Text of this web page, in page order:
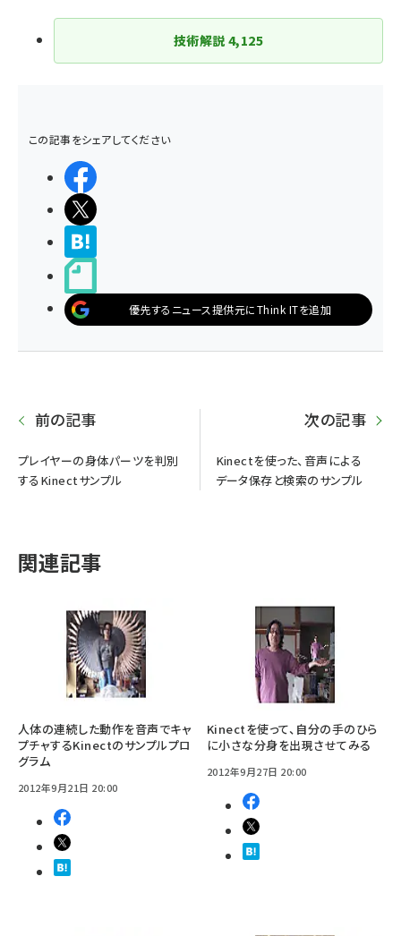
技術解説 4,125
この記事をシェアしてください
優先するニュース提供元にThink ITを追加
前の記事
プレイヤーの身体パーツを判別
するKinectサンプル
次の記事
Kinectを使った、音声による
データ保存と検索のサンプル
関連記事
人体の連続した動作を音声でキャ
プチャするKinectのサンプルプロ
グラム
2012年9月21日 20:00
Kinectを使って、自分の手のひら
に小さな分身を出現させてみる
2012年9月27日 20:00